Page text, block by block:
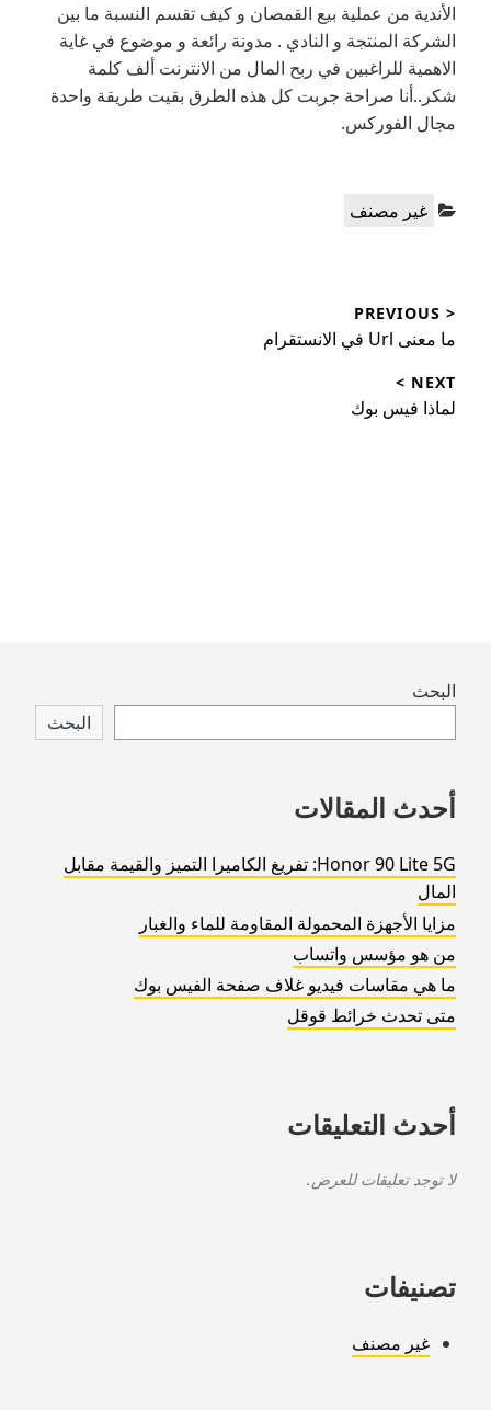
الأندية من عملية بيع القمصان و كيف تقسم النسبة ما بين
الشركة المنتجة و النادي . مدونة رائعة و موضوع في غاية
الاهمية للراغبين في ربح المال من الانترنت ألف كلمة
شكر..أنا صراحة جربت كل هذه الطرق بقيت طريقة واحدة
مجال الفوركس.
Categories:
غير مصنف
المقالات< PREVIOUS
Previous
ما معنى Url في الانستقرام
NEXT >
Next
لماذا فيس بوك
Skip
footer
البحث
البحث
أحدث المقالات
Honor 90 Lite 5G: تفريغ الكاميرا التميز والقيمة مقابل
المال
مزايا الأجهزة المحمولة المقاومة للماء والغبار
من هو مؤسس واتساب
ما هي مقاسات فيديو غلاف صفحة الفيس بوك
متى تحدث خرائط قوقل
أحدث التعليقات
لا توجد تعليقات للعرض.
تصنيفات
غير مصنف